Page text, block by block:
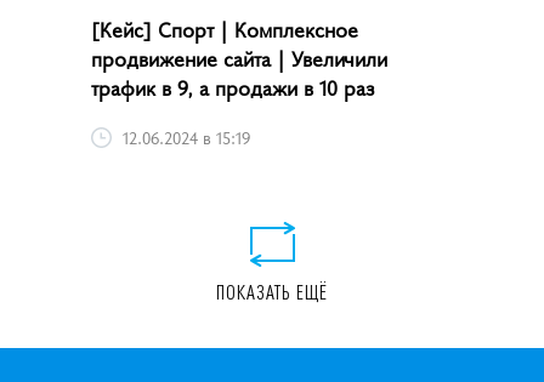
[Кейс] Спорт | Комплексное
продвижение сайта | Увеличили
трафик в 9, а продажи в 10 раз
12.06.2024 в 15:19
ПОКАЗАТЬ ЕЩЁ